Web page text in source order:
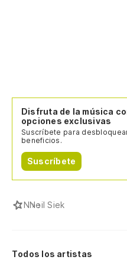
Disfruta de la música
opciones exclusivas
Suscríbete para
beneficios.
Suscríbete
NNeil Siek
Todos los artistas